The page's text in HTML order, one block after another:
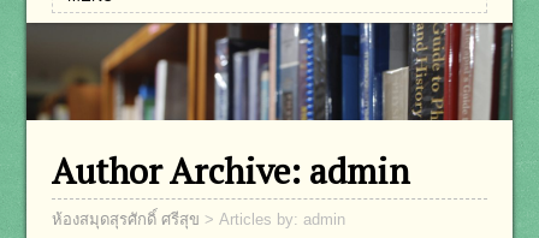
Author Archive: admin
ห้องสมุดสุรศักดิ์ ศรีสุข > Articles by: admin